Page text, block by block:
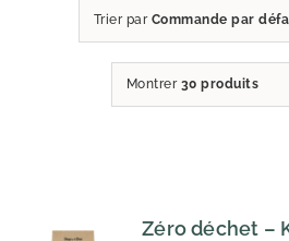
Trier par Commande par
Montrer 30 produits
Zéro déchet –